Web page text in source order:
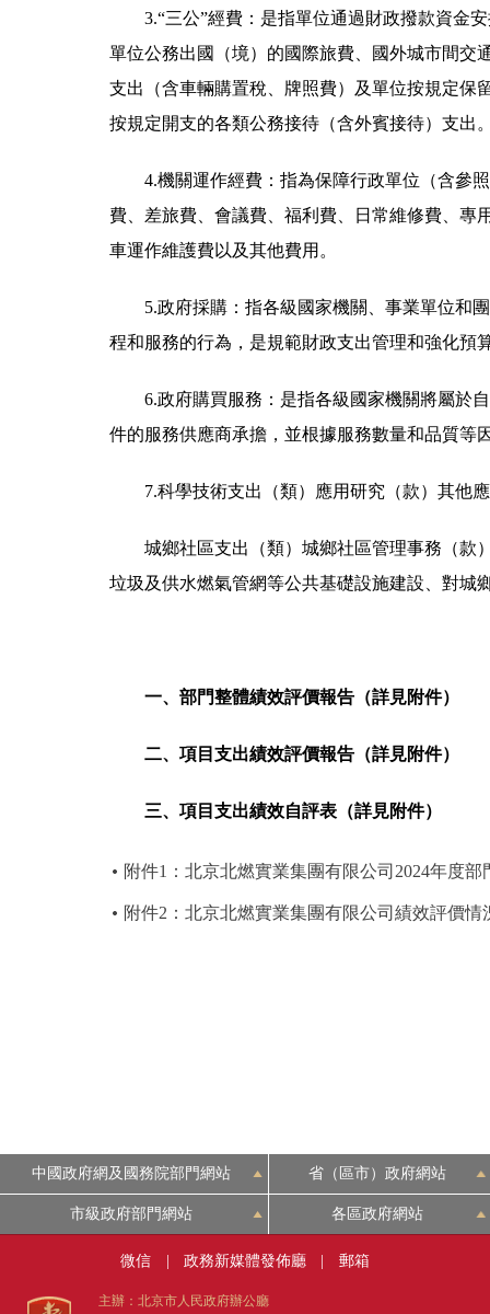
3.“三公”經費：是指單位通過財政撥款資金
單位公務出國（境）的國際旅費、國外城市間交
支出（含車輛購置稅、牌照費）及單位按規定保
按規定開支的各類公務接待（含外賓接待）支出
4.機關運作經費：指為保障行政單位（含參
費、差旅費、會議費、福利費、日常維修費、專
車運作維護費以及其他費用。
5.政府採購：指各級國家機關、事業單位和
程和服務的行為，是規範財政支出管理和強化預
6.政府購買服務：是指各級國家機關將屬於
件的服務供應商承擔，並根據服務數量和品質等
7.科學技術支出（類）應用研究（款）其他
城鄉社區支出（類）城鄉社區管理事務（款
垃圾及供水燃氣管網等公共基礎設施建設、對城
一、部門整體績效評價報告（詳見附件）
二、項目支出績效評價報告（詳見附件）
三、項目支出績效自評表（詳見附件）
附件1：北京北燃實業集團有限公司2024年度部
附件2：北京北燃實業集團有限公司績效評價情
中國政府網及國務院部門網站 省（區市）政府網站
市級政府部門網站 各區政府網站
微信 政務新媒體發佈廳 郵箱
主辦：北京市人民政府辦公廳